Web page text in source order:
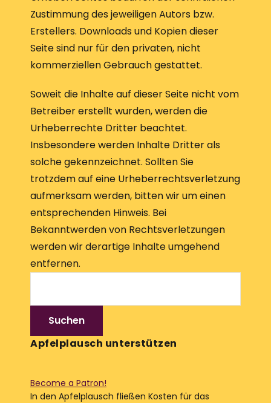
Zustimmung des jeweiligen Autors bzw.
Erstellers. Downloads und Kopien dieser
Seite sind nur für den privaten, nicht
kommerziellen Gebrauch gestattet.
Soweit die Inhalte auf dieser Seite nicht vom
Betreiber erstellt wurden, werden die
Urheberrechte Dritter beachtet.
Insbesondere werden Inhalte Dritter als
solche gekennzeichnet. Sollten Sie
trotzdem auf eine Urheberrechtsverletzung
aufmerksam werden, bitten wir um einen
entsprechenden Hinweis. Bei
Bekanntwerden von Rechtsverletzungen
werden wir derartige Inhalte umgehend
entfernen.
Apfelplausch unterstützen
Become a Patron!
In den Apfelplausch fließen Kosten für das